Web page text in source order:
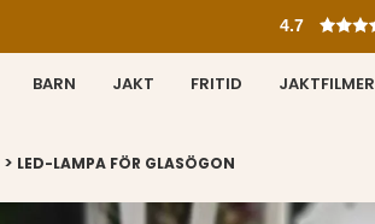
4.7
BARN JAKT FRITID JAKTFILMER
> LED-LAMPA FÖR GLASÖGON